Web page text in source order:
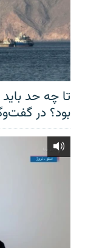
تا چه حد
بود؟ در